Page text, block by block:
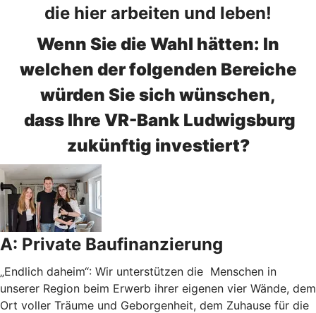
die hier arbeiten und leben!
Wenn Sie die Wahl hätten: In
welchen der folgenden Bereiche
würden Sie sich wünschen,
dass Ihre VR-Bank Ludwigsburg
zukünftig investiert?
A: Private Baufinanzierung
„Endlich daheim“: Wir unterstützen die Menschen in
unserer Region beim Erwerb ihrer eigenen vier Wände, dem
Ort voller Träume und Geborgenheit, dem Zuhause für die